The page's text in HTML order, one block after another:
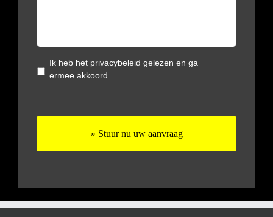
Ik heb het privacybeleid gelezen en ga
ermee akkoord.